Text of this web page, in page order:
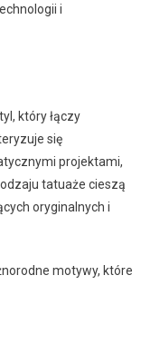
i
który łączy
się
projektami,
tatuaże cieszą
oryginalnych i
motywy, które